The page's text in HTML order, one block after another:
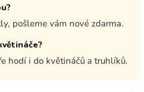
pošleme vám nové zdarma.
hodí i do květináčů a truhlíků.